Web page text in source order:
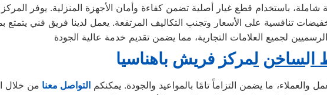
باستخدام قطع غيار أصلية تضمن كفاءة وأمان الأجهزة المنزلية. يوفر
تنافسية على الأسعار وتجنب التكاليف المرتفعة. يعمل لدينا فريق فني
لساخن لمركز فريش باهناسيا
ما يضمن التزاماً تامًا بالمواعيد والجودة. يمكنكم التواصل معنا من خلال